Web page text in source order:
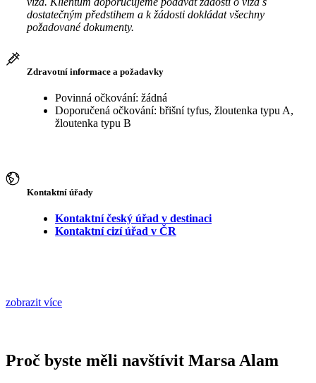
dostatečným předstihem a k žádosti dokládat všechny
požadované dokumenty.
Zdravotní informace a požadavky
Povinná očkování: žádná
Doporučená očkování: břišní tyfus, žloutenka typu A,
žloutenka typu B
Kontaktní úřady
Kontaktní český úřad v destinaci
Kontaktní cizí úřad v ČR
zobrazit více
Proč byste měli navštívit Marsa Alam